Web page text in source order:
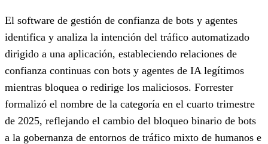
El software de gestión de confianza de bots y agentes
identifica y analiza la intención del tráfico automatizado
dirigido a una aplicación, estableciendo relaciones de
confianza continuas con bots y agentes de IA legítimos
mientras bloquea o redirige los maliciosos. Forrester
formalizó el nombre de la categoría en el cuarto trimestre
de 2025, reflejando el cambio del bloqueo binario de bots
a la gobernanza de entornos de tráfico mixto de humanos e